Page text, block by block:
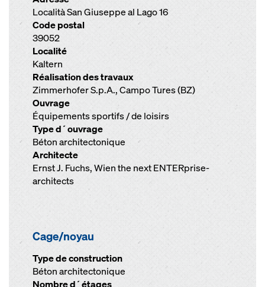
Località San Giuseppe al Lago 16
Code postal
39052
Localité
Kaltern
Réalisation des travaux
Zimmerhofer S.p.A., Campo Tures (BZ)
Ouvrage
Équipements sportifs / de loisirs
Type d´ouvrage
Béton architectonique
Architecte
Ernst J. Fuchs, Wien the next ENTERprise-
architects
Cage/noyau
Type de construction
Béton architectonique
Nombre d´étages